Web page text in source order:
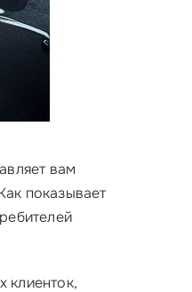
вам
показывает
клиенток,